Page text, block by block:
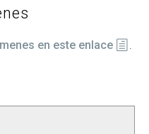
en este enlace .